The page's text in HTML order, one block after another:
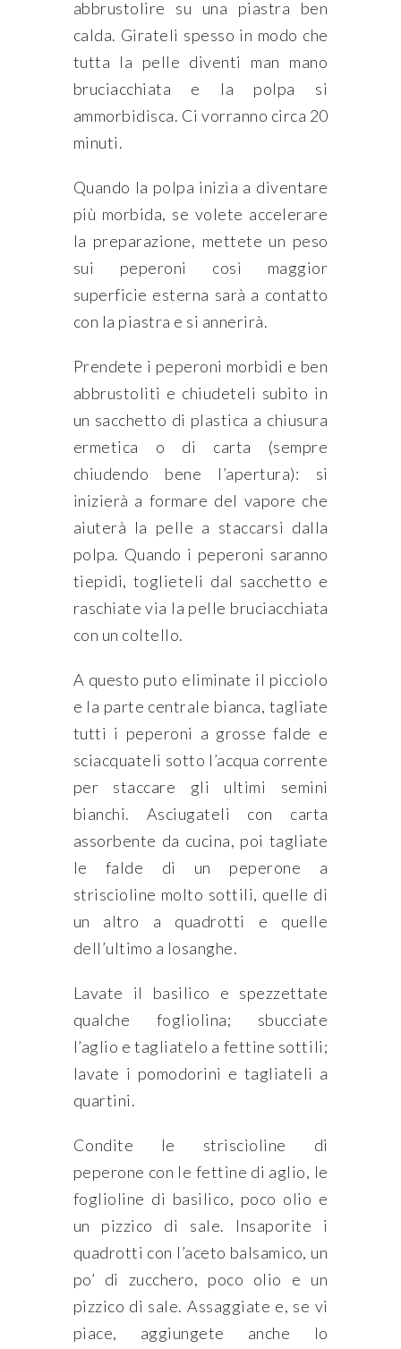
abbrustolire su una piastra ben
calda. Girateli spesso in modo che
tutta la pelle diventi man mano
bruciacchiata e la polpa si
ammorbidisca. Ci vorranno circa 20
minuti.
Quando la polpa inizia a diventare
più morbida, se volete accelerare
la preparazione, mettete un peso
sui peperoni così maggior
superficie esterna sarà a contatto
con la piastra e si annerirà.
Prendete i peperoni morbidi e ben
abbrustoliti e chiudeteli subito in
un sacchetto di plastica a chiusura
ermetica o di carta (sempre
chiudendo bene l’apertura): si
inizierà a formare del vapore che
aiuterà la pelle a staccarsi dalla
polpa. Quando i peperoni saranno
tiepidi, toglieteli dal sacchetto e
raschiate via la pelle bruciacchiata
con un coltello.
A questo puto eliminate il picciolo
e la parte centrale bianca, tagliate
tutti i peperoni a grosse falde e
sciacquateli sotto l’acqua corrente
per staccare gli ultimi semini
bianchi. Asciugateli con carta
assorbente da cucina, poi tagliate
le falde di un peperone a
striscioline molto sottili, quelle di
un altro a quadrotti e quelle
dell’ultimo a losanghe.
Lavate il basilico e spezzettate
qualche fogliolina; sbucciate
l’aglio e tagliatelo a fettine sottili;
lavate i pomodorini e tagliateli a
quartini.
Condite le striscioline di
peperone con le fettine di aglio, le
foglioline di basilico, poco olio e
un pizzico di sale. Insaporite i
quadrotti con l’aceto balsamico, un
po’ di zucchero, poco olio e un
pizzico di sale. Assaggiate e, se vi
piace, aggiungete anche lo